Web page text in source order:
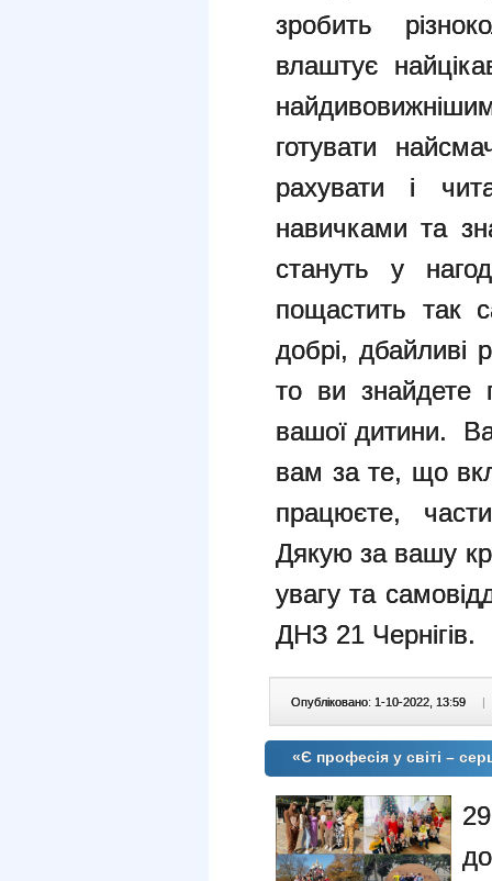
зробить
влаштує
готувати
рахувати і
навичками та
стануть у
пощастить так
добрі, дбайливі
то ви знайдете
вашої дитини.
вам за те, що
працюєте,
Дякую за вашу
увагу та
ДНЗ 21 Чернігів.
Опубліковано: 1-10-2022, 13:59 |
«Є професія у світі –